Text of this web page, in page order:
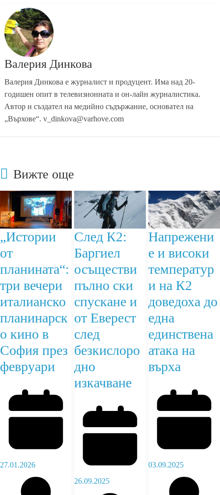
Валерия Динкова
Валерия Динкова е журналист и продуцент. Има над 20-
годишен опит в телевизионната и он-лайн журналистика.
Автор и създател на медийно съдържание, основател на
„Върхове“. v_dinkova@varhove.com
Вижте още
„Истории
от
планината“:
три вечери
италианско
планинарск
о кино в
София през
февруари
27.01.2026
След К2:
Баргиел
осъществи
пълно ски
спускане и
от Еверест
след
безкислоро
дно
изкачване
26.09.2025
Напрежени
е и високи
температур
и на К2
доведоха до
една
единствена
атака на
върха
03.09.2025